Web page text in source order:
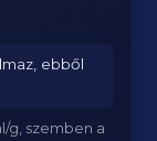
ebből
g, szemben a